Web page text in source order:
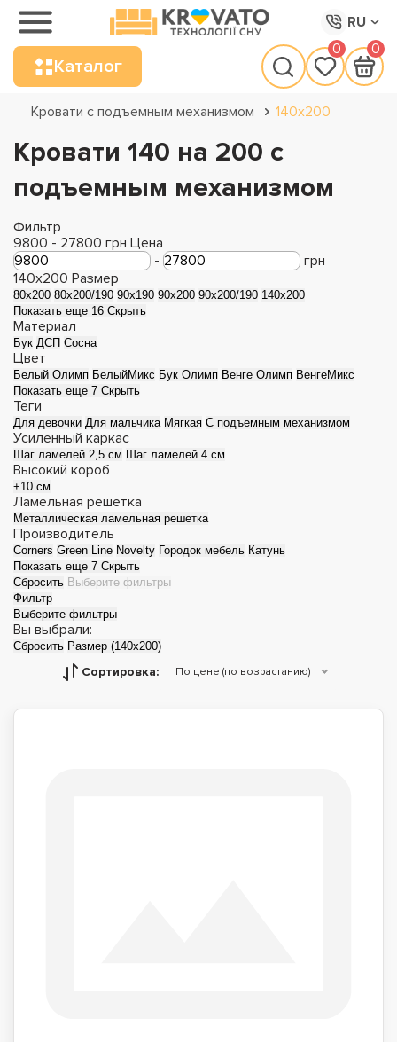
RU
Каталог
0 0
Кровати с подъемным механизмом 140х200
Кровати 140 на 200 с
подъемным механизмом
Фильтр
9800 - 27800 грн Цена
-
грн
140x200 Размер
80x200 80x200/190 90x190 90x200 90x200/190 140x200
Показать еще 16 Скрыть
Материал
Бук ДСП Сосна
Цвет
Белый Олимп БелыйМикс Бук Олимп Венге Олимп ВенгеМикс
Показать еще 7 Скрыть
Теги
Для девочки Для мальчика Мягкая С подъемным механизмом
Усиленный каркас
Шаг ламелей 2,5 см Шаг ламелей 4 см
Высокий короб
+10 см
Ламельная решетка
Металлическая ламельная решетка
Производитель
Corners Green Line Novelty Городок мебель Катунь
Показать еще 7 Скрыть
Сбросить Выберите фильтры
Фильтр
Выберите фильтры
Вы выбрали:
Сбросить Размер (140x200)
Сортировка: По цене (по возрастанию)